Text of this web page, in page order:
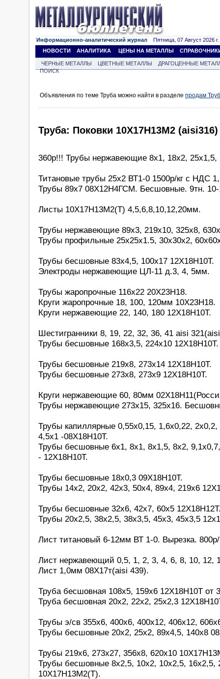
Информационно-аналитический журнал Пятница, 07 Август 2026 г.
НОВОСТИ
АНАЛИТИКА ЦЕНЫ НА МЕТАЛЛЫ
ЧЕРНЫЕ МЕТАЛЛЫ ЦВЕТНЫЕ МЕТАЛЛЫ
ДРАГОЦЕННЫЕ
ПОИСК
Объявления по теме Труба можно найти в разделе продам
Труба: Поковки 10Х17Н13М2
360р!!! Трубы нержавеющие 8х1, 18х2, 25х1,5,
Титановые трубы 25х2 ВТ1-0 1500р/кг с НДС
Трубы 89х7 08Х12Н4ГСМ. Бесшовные. 9тн. 10-
Листы 10Х17Н13М2(Т) 4,5,6,8,10,12,20мм.
Трубы нержавеющие 89х3, 219х10, 325х8,
Трубы профильные 25х25х1.5, 30х30х2,
Трубы бесшовные 83х4,5, 100х17 12Х18Н10Т.
Электроды нержавеющие ЦЛ-11 д.3, 4, 5мм.
Трубы жаропрочные 116х22 20Х23Н18.
Круги жаропрочные 18, 100, 120мм 10Х23Н18.
Круги нержавеющие 22, 140, 180 12Х18Н10Т.
Шестигранники 8, 19, 22, 32, 36, 41 aisi
Трубы бесшовные 168х3,5, 224х10
Трубы бесшовные 219х8, 273х14 12Х18Н10Т.
Трубы бесшовные 273х8, 273х9 12Х18Н10Т.
Круги нержавеющие 60, 80мм
Трубы нержавеющие 273х15, 325х16.
Трубы капиллярные 0,55х0,15, 1,6х0,22,
4,5х1 -08Х18Н10Т.
Трубы бесшовные 6х1, 8х1, 8х1,5, 8х2,
- 12Х18Н10Т.
Трубы бесшовные 18х0,3 09Х18Н10Т.
Трубы 14х2, 20х2, 42х3, 50х4, 89х4, 219х6
Трубы бесшовные 32х6, 42х7, 60х5
Трубы 20х2,5, 38х2,5, 38х3,5, 45х3, 45х3,5
Лист титановый 6-12мм ВТ 1-0. Вырезка.
Лист нержавеющий 0,5, 1, 2, 3, 4, 6, 8, 10, 12,
Лист 1,0мм 08Х17т(aisi 439).
Труба бесшовная 108х5, 159х6 12Х18Н10Т от
Труба бесшовная 20х2, 22х2, 25х2,3
Трубы э/св 355х6, 400х6, 400х12, 406х12,
Трубы бесшовные 20х2, 25х2, 89х4,5, 140х8
Трубы 219х6, 273х27, 356х8, 620х10
Трубы бесшовные 8х2,5, 10х2, 10х2,5, 16х2,5,
10Х17Н13М2(Т).